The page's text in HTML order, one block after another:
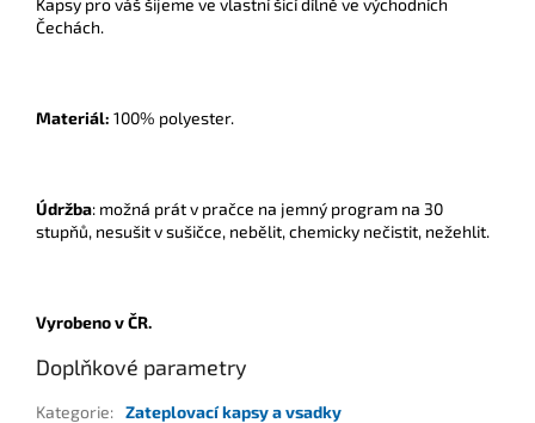
Čechách.
Materiál: 100% polyester.
Údržba: možná prát v pračce na jemný program na 30
stupňů, nesušit v sušičce, nebělit, chemicky nečistit, nežehlit.
Vyrobeno v ČR.
Doplňkové parametry
Kategorie: Zateplovací kapsy a vsadky